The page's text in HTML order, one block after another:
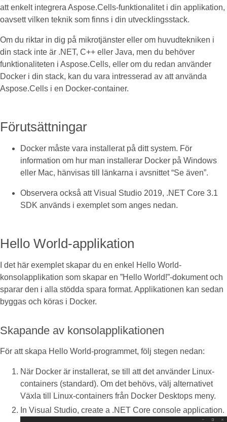
att enkelt integrera Aspose.Cells-funktionalitet i din applikation,
oavsett vilken teknik som finns i din utvecklingsstack.
Om du riktar in dig på mikrotjänster eller om huvudtekniken i
din stack inte är .NET, C++ eller Java, men du behöver
funktionaliteten i Aspose.Cells, eller om du redan använder
Docker i din stack, kan du vara intresserad av att använda
Aspose.Cells i en Docker-container.
Förutsättningar
Docker måste vara installerat på ditt system. För
information om hur man installerar Docker på Windows
eller Mac, hänvisas till länkarna i avsnittet “Se även”.
Observera också att Visual Studio 2019, .NET Core 3.1
SDK används i exemplet som anges nedan.
Hello World-applikation
I det här exemplet skapar du en enkel Hello World-
konsolapplikation som skapar en ”Hello World!”-dokument och
sparar den i alla stödda spara format. Applikationen kan sedan
byggas och köras i Docker.
Skapande av konsolapplikationen
För att skapa Hello World-programmet, följ stegen nedan:
När Docker är installerat, se till att det använder Linux-
containers (standard). Om det behövs, välj alternativet
Växla till Linux-containers från Docker Desktops meny.
In Visual Studio, create a .NET Core console application.